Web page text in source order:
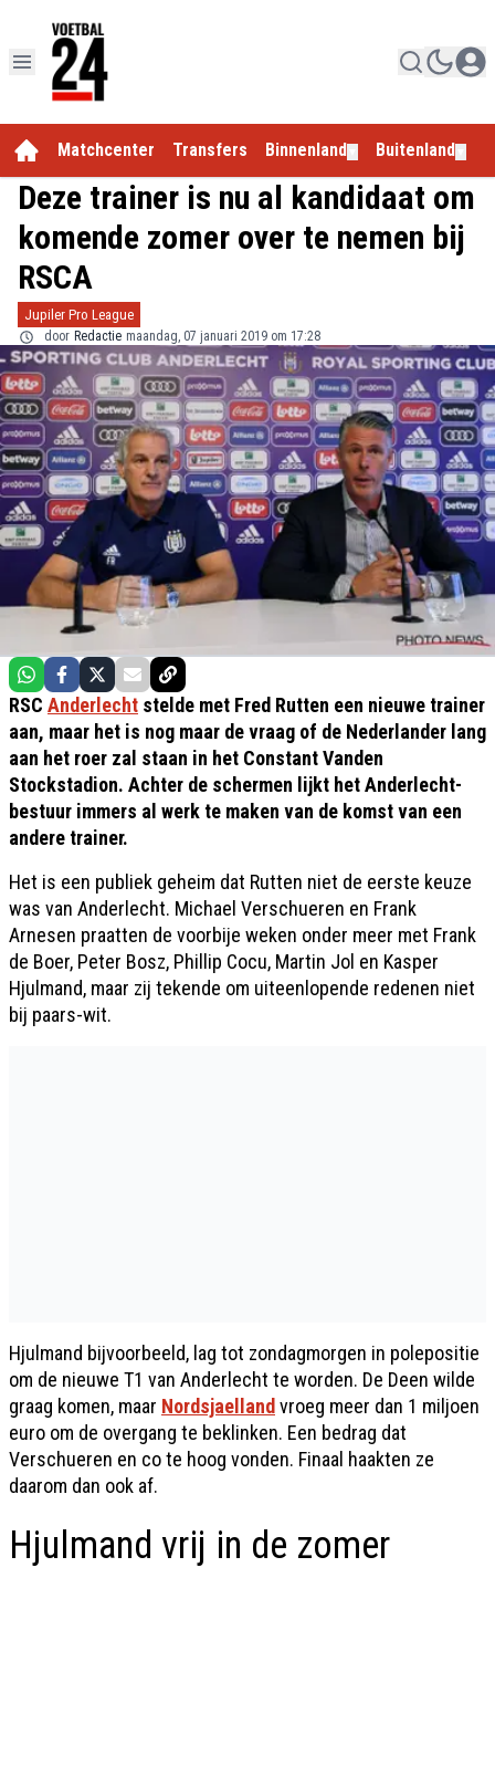
Matchcenter Transfers Binnenland Buitenland
Deze trainer is nu al kandidaat om
komende zomer over te nemen bij
RSCA
Jupiler Pro League
door Redactie maandag, 07 januari 2019 om 17:28
RSC Anderlecht stelde met Fred Rutten een nieuwe trainer
aan, maar het is nog maar de vraag of de Nederlander lang
aan het roer zal staan in het Constant Vanden
Stockstadion. Achter de schermen lijkt het Anderlecht-
bestuur immers al werk te maken van de komst van een
andere trainer.
Het is een publiek geheim dat Rutten niet de eerste keuze
was van Anderlecht. Michael Verschueren en Frank
Arnesen praatten de voorbije weken onder meer met Frank
de Boer, Peter Bosz, Phillip Cocu, Martin Jol en Kasper
Hjulmand, maar zij tekende om uiteenlopende redenen niet
bij paars-wit.
Hjulmand bijvoorbeeld, lag tot zondagmorgen in polepositie
om de nieuwe T1 van Anderlecht te worden. De Deen wilde
graag komen, maar Nordsjaelland vroeg meer dan 1 miljoen
euro om de overgang te beklinken. Een bedrag dat
Verschueren en co te hoog vonden. Finaal haakten ze
daarom dan ook af.
Hjulmand vrij in de zomer